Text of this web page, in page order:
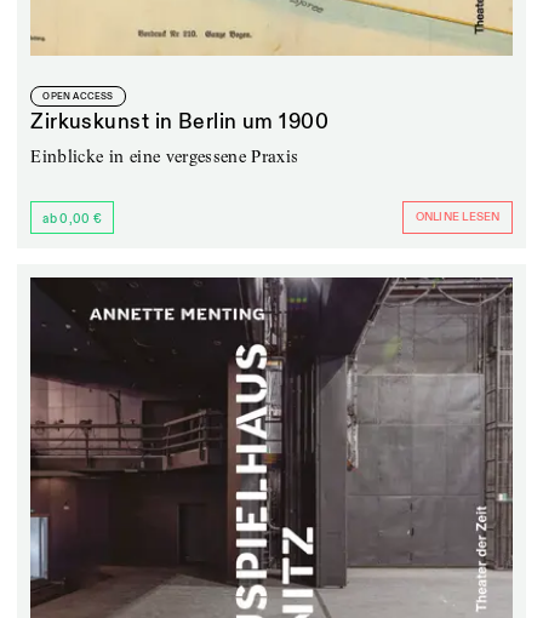
OPEN ACCESS
Zirkuskunst in Berlin um 1900
Einblicke in eine vergessene Praxis
ab 0,00 € ONLINE LESEN